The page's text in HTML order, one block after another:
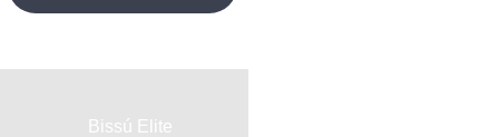
Bissú Elite